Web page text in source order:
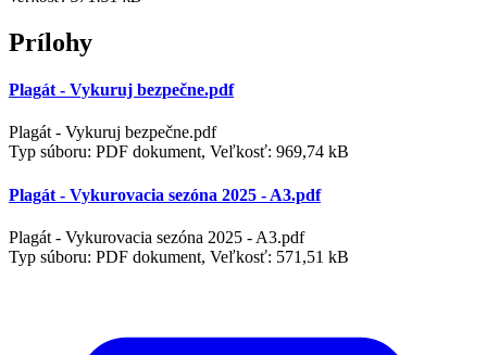
Prílohy
Plagát - Vykuruj bezpečne.pdf
Plagát - Vykuruj bezpečne.pdf
Typ súboru: PDF dokument, Veľkosť: 969,74 kB
Plagát - Vykurovacia sezóna 2025 - A3.pdf
Plagát - Vykurovacia sezóna 2025 - A3.pdf
Typ súboru: PDF dokument, Veľkosť: 571,51 kB